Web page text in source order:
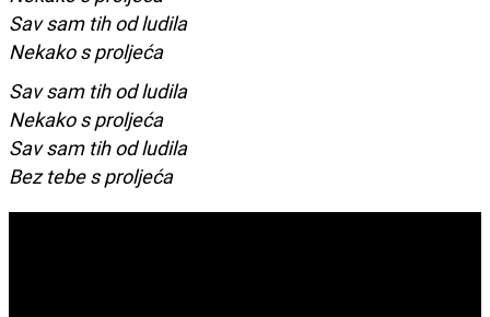
Sav sam tih od ludila
Nekako s proljeća
Sav sam tih od ludila
Nekako s proljeća
Sav sam tih od ludila
Bez tebe s proljeća